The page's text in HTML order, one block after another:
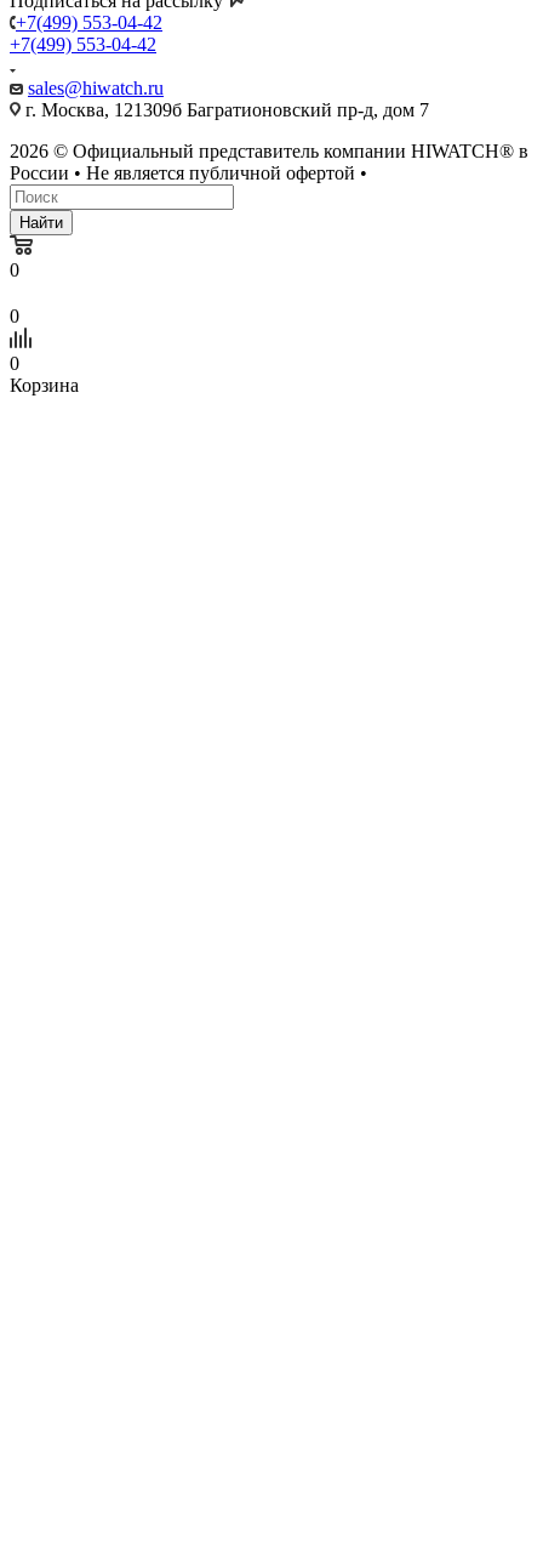
+7(499) 553-04-42
+7(499) 553-04-42
sales@hiwatch.ru
г. Москва, 121309б Багратионовский пр-д, дом 7
2026 © Официальный представитель компании HIWATCH® в
России • Не является публичной офертой •
Найти
0
0
0
Корзина